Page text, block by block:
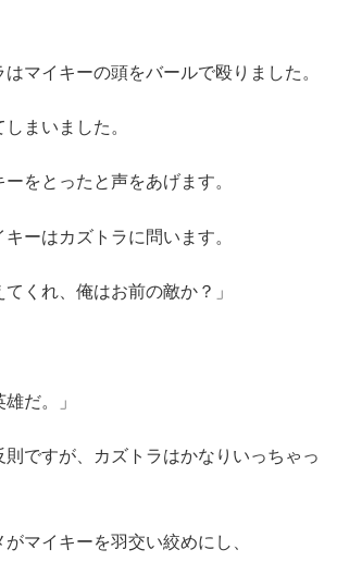
マイキーの頭をバールで殴りました。
まいました。
をとったと声をあげます。
ーはカズトラに問います。
てくれ、俺はお前の敵か？」
だ。」
ですが、カズトラはかなりいっちゃっ
マイキーを羽交い絞めにし、